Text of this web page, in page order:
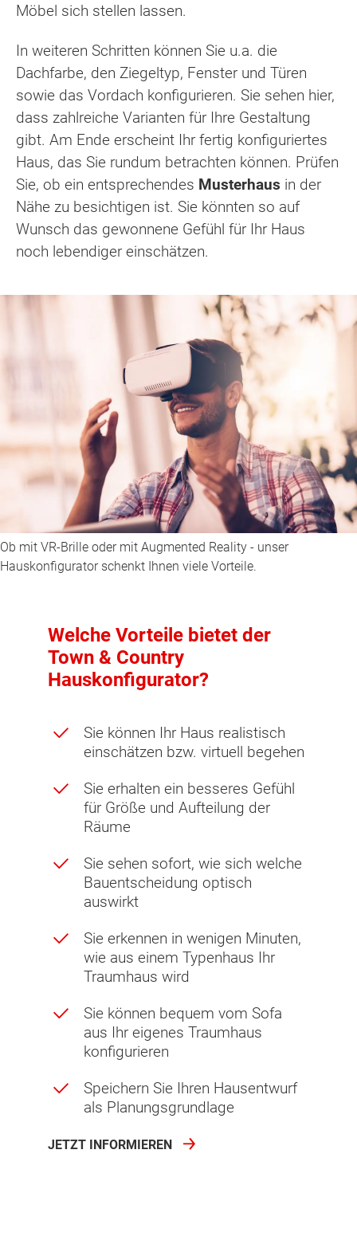
Möbel sich stellen lassen.
In weiteren Schritten können Sie u.a. die
Dachfarbe, den Ziegeltyp, Fenster und Türen
sowie das Vordach konfigurieren. Sie sehen hier,
dass zahlreiche Varianten für Ihre Gestaltung
gibt. Am Ende erscheint Ihr fertig konfiguriertes
Haus, das Sie rundum betrachten können. Prüfen
Sie, ob ein entsprechendes Musterhaus in der
Nähe zu besichtigen ist. Sie könnten so auf
Wunsch das gewonnene Gefühl für Ihr Haus
noch lebendiger einschätzen.
Ob mit VR-Brille oder mit Augmented Reality - unser
Hauskonfigurator schenkt Ihnen viele Vorteile.
Welche Vorteile bietet der
Town & Country
Hauskonfigurator?
Sie können Ihr Haus realistisch
einschätzen bzw. virtuell begehen
Sie erhalten ein besseres Gefühl
für Größe und Aufteilung der
Räume
Sie sehen sofort, wie sich welche
Bauentscheidung optisch
auswirkt
Sie erkennen in wenigen Minuten,
wie aus einem Typenhaus Ihr
Traumhaus wird
Sie können bequem vom Sofa
aus Ihr eigenes Traumhaus
konfigurieren
Speichern Sie Ihren Hausentwurf
als Planungsgrundlage
JETZT INFORMIEREN